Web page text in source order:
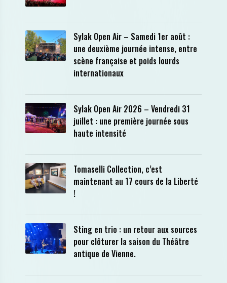
Sylak Open Air – Samedi 1er août :
une deuxième journée intense, entre
scène française et poids lourds
internationaux
Sylak Open Air 2026 – Vendredi 31
juillet : une première journée sous
haute intensité
Tomaselli Collection, c’est
maintenant au 17 cours de la Liberté
!
Sting en trio : un retour aux sources
pour clôturer la saison du Théâtre
antique de Vienne.